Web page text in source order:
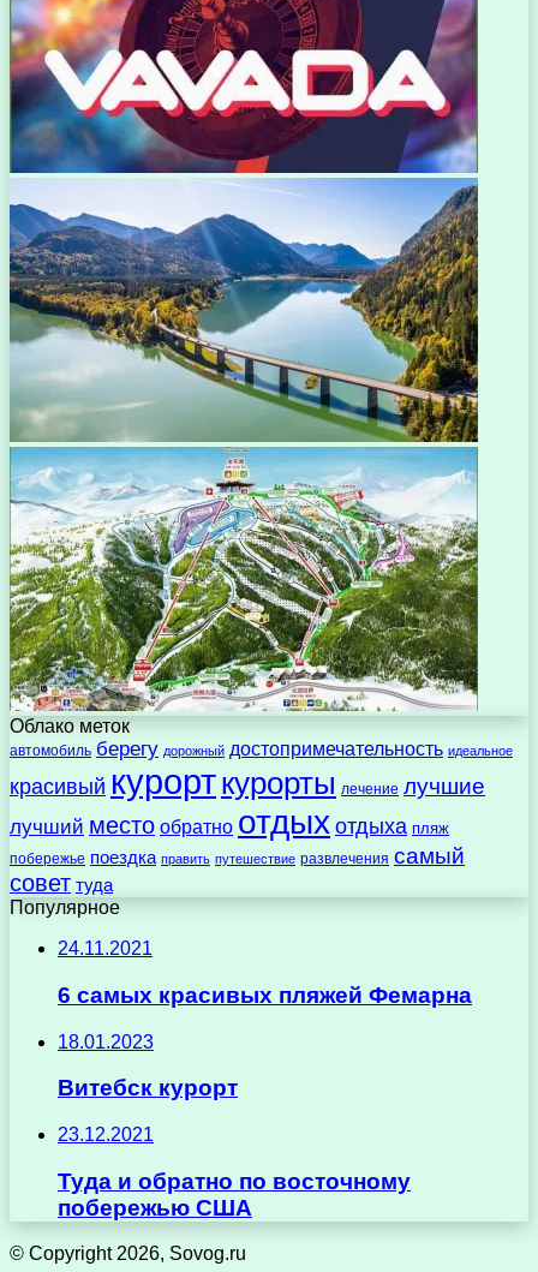
Облако меток
автомобиль берегу дорожный достопримечательность идеальное
красивый курорткурорты лечение лучшие
лучший место обратно отдыхотдыха пляж
побережье поездка править путешествие развлечения самый
совет туда
Популярное
24.11.2021
6 самых красивых пляжей Фемарна
18.01.2023
Витебск курорт
23.12.2021
Туда и обратно по восточному
побережью США
© Copyright 2026, Sovog.ru